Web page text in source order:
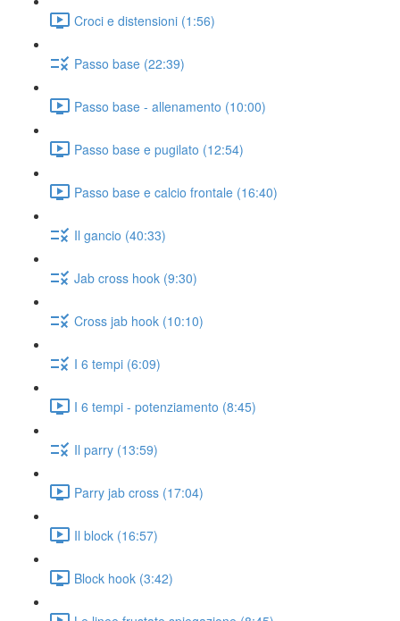
Croci e distensioni (1:56)
Passo base (22:39)
Passo base - allenamento (10:00)
Passo base e pugilato (12:54)
Passo base e calcio frontale (16:40)
Il gancio (40:33)
Jab cross hook (9:30)
Cross jab hook (10:10)
I 6 tempi (6:09)
I 6 tempi - potenziamento (8:45)
Il parry (13:59)
Parry jab cross (17:04)
Il block (16:57)
Block hook (3:42)